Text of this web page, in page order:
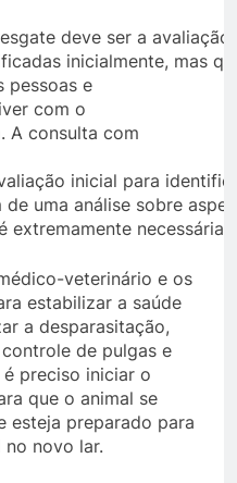
deve ser a
inicialmente, mas
pessoas e
com o
A consulta com
inicial para
de uma análise sobre
necessária.
veterinário e os
estabilizar a saúde
a desparasitação,
de pulgas e
preciso iniciar o
que o animal se
esteja preparado para
no novo lar.